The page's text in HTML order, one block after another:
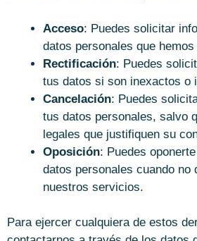
Acceso: Puedes solicitar
datos personales que
Rectificación: Puedes
tus datos si son inexactos o
Cancelación: Puedes
tus datos personales, salvo
legales que justifiquen su
Oposición: Puedes
datos personales cuando no
nuestros servicios.
Para ejercer cualquiera de estos